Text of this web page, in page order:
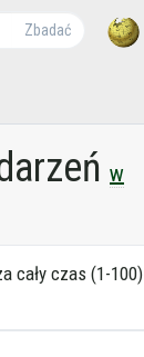
Zbadać
w
cały czas (1-100)